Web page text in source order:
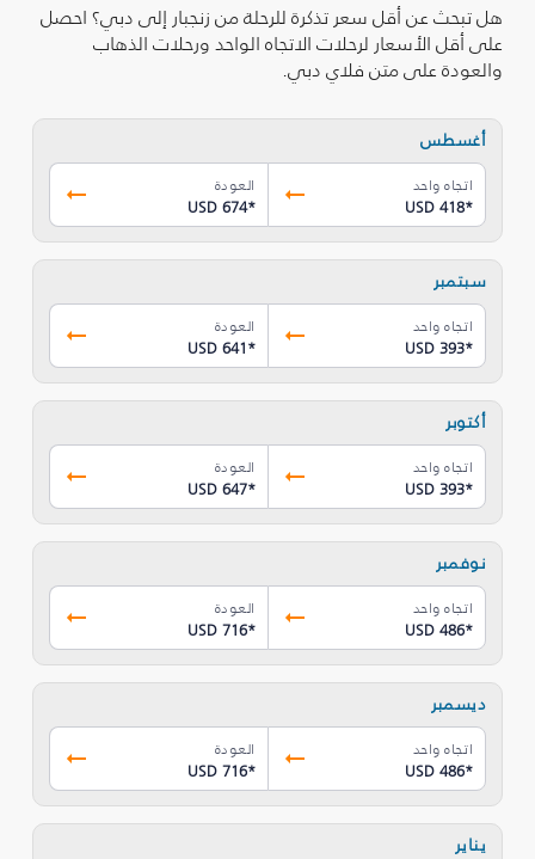
هل تبحث عن أقل سعر تذكرة للرحلة من زنجبار إلى دبي؟ احصل
على أقل الأسعار لرحلات الاتجاه الواحد ورحلات الذهاب
والعودة على متن فلاي دبي.
أغسطس
اتجاه واحد
USD 418*
العودة
USD 674*
سبتمبر
اتجاه واحد
USD 393*
العودة
USD 641*
أكتوبر
اتجاه واحد
USD 393*
العودة
USD 647*
نوفمبر
اتجاه واحد
USD 486*
العودة
USD 716*
ديسمبر
اتجاه واحد
USD 486*
العودة
USD 716*
يناير